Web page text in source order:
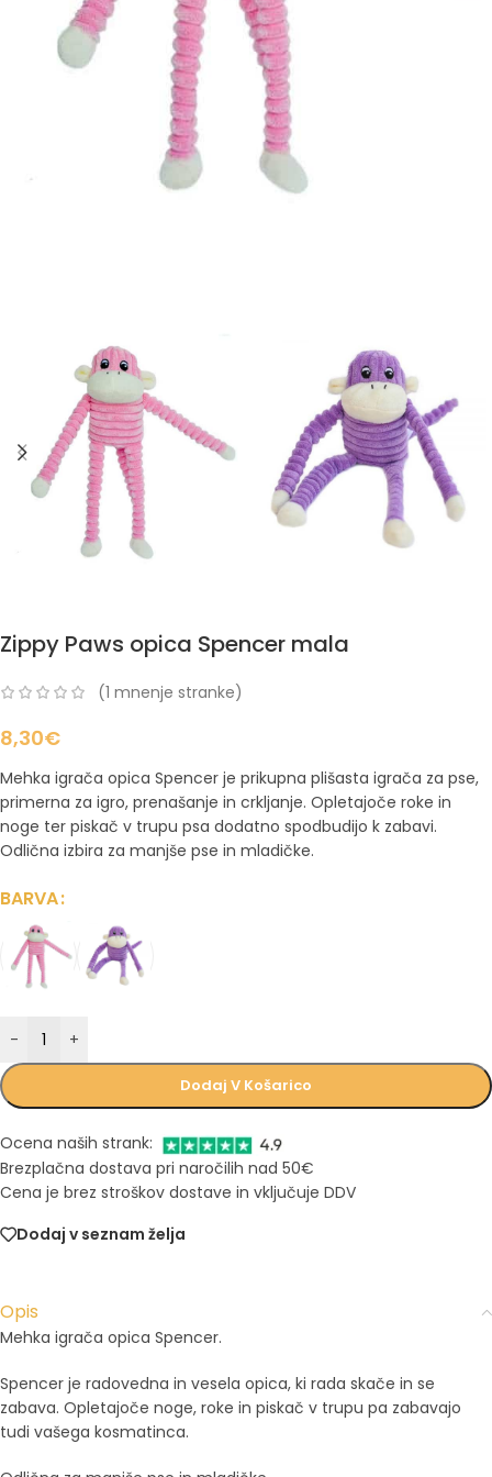
Zippy Paws opica Spencer mala
(1 mnenje stranke)
8,30€
Mehka igrača opica Spencer je prikupna plišasta igrača za pse,
primerna za igro, prenašanje in crkljanje. Opletajoče roke in
noge ter piskač v trupu psa dodatno spodbudijo k zabavi.
Odlična izbira za manjše pse in mladičke.
BARVA
- +
Dodaj V Košarico
Ocena naših strank:
Brezplačna dostava pri naročilih nad 50€
Cena je brez stroškov dostave in vključuje DDV
Dodaj v seznam želja
Opis
Mehka igrača opica Spencer.
Spencer je radovedna in vesela opica, ki rada skače in se
zabava. Opletajoče noge, roke in piskač v trupu pa zabavajo
tudi vašega kosmatinca.